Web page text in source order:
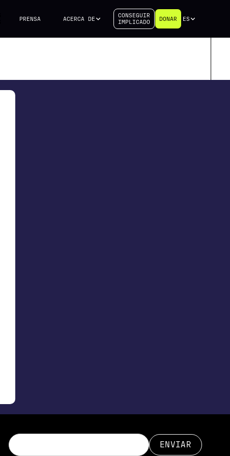
PRENSA ACERCA DE
CONSEGUIR
IMPLICADO
DONAR ES